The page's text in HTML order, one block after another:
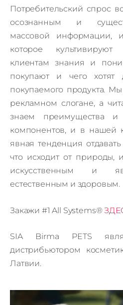
Потребительский спрос
осознанным и
массовой информации,
которое
клиентам знания и
покупают и чего
покупаемого продукта.
рекламном слогане, а
знаем преимущества и
компонентов, и в нашей
явная тенденция
что исходит от природы,
искусственным и
естественным и здоровым.
Закажи #1 All Systems®
SIA Birma PETS
дистрибьютором
Латвии.